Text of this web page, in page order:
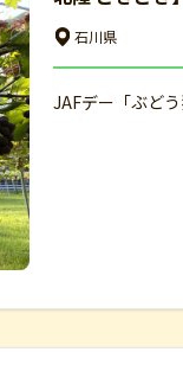
石川県
JAFデー「ぶど